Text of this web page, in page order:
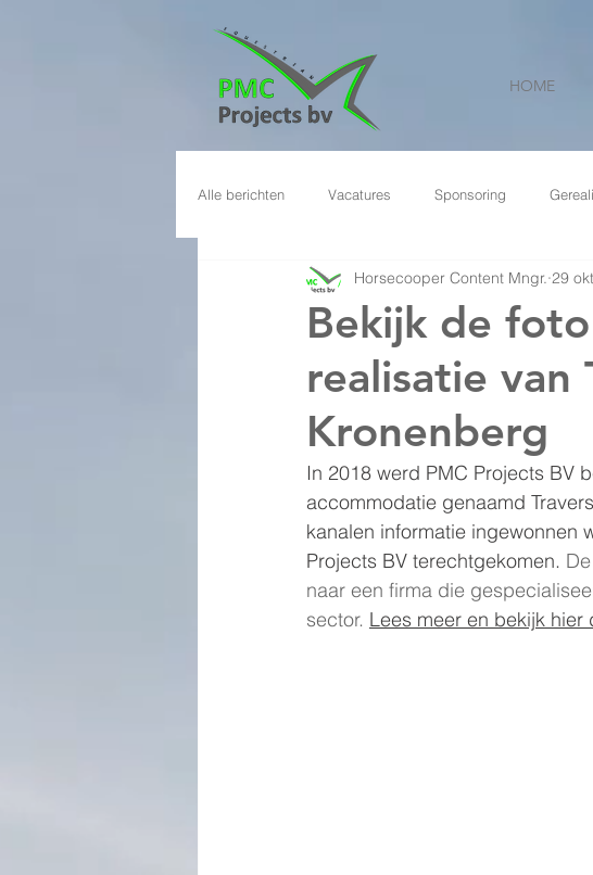
HOME
Alle berichten Vacatures Sponsoring
Bekijk de
realisatie van
Kronenberg
Horsecooper Content Mngr. 29
In 2018 werd PMC Projects BV
accommodatie genaamd
kanalen informatie ingewonnen
Projects BV terechtgekomen.
naar een firma die
sector. Lees meer en bekijk